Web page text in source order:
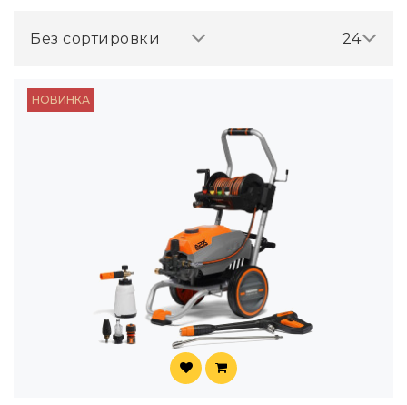
24
Без сортировки
НОВИНКА